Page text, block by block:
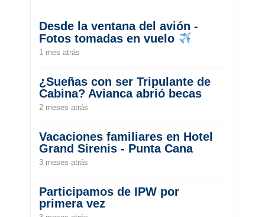
Desde la ventana del avión -
Fotos tomadas en vuelo
1 mes atrás
¿Sueñas con ser Tripulante de
Cabina? Avianca abrió becas
2 meses atrás
Vacaciones familiares en Hotel
Grand Sirenis - Punta Cana
3 meses atrás
Participamos de IPW por
primera vez